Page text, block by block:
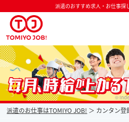
派遣のおすすめ求人・お仕事探
派遣なら毎月時給が上がるトミヨジョブ
派遣のお仕事はTOMIYO JOB! カンタン登